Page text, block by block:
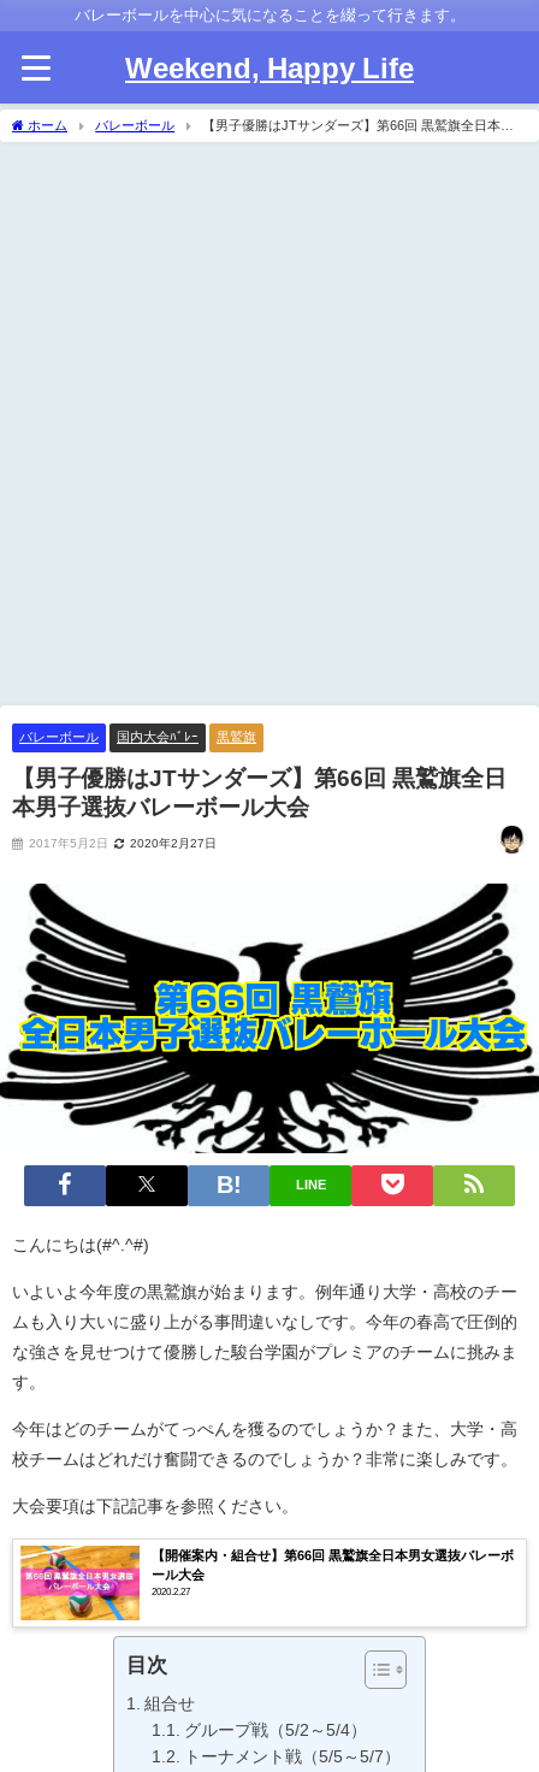
バレーボールを中心に気になることを綴って行きます。
Weekend, Happy Life
ホーム バレーボール
【男子優勝はJTサンダーズ】第66回 黒鷲旗全日本男
子選抜バレーボール大会
バレーボール 国内大会ﾊﾞﾚｰ 黒鷲旗
【男子優勝はJTサンダーズ】第66回 黒鷲旗全日
本男子選抜バレーボール大会
2017年5月2日 2020年2月27日
LINE
こんにちは(#^.^#)
いよいよ今年度の黒鷲旗が始まります。例年通り大学・高校のチー
ムも入り大いに盛り上がる事間違いなしです。今年の春高で圧倒的
な強さを見せつけて優勝した駿台学園がプレミアのチームに挑みま
す。
今年はどのチームがてっぺんを獲るのでしょうか？また、大学・高
校チームはどれだけ奮闘できるのでしょうか？非常に楽しみです。
大会要項は下記記事を参照ください。
【開催案内・組合せ】第66回 黒鷲旗全日本男女選抜バレーボ
ール大会
2020.2.27
目次
組合せ
グループ戦（5/2～5/4）
トーナメント戦（5/5～5/7）